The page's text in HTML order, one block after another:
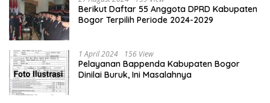
Berikut Daftar 55 Anggota DPRD Kabupaten
Bogor Terpilih Periode 2024-2029
1 April 2024 156 View
Pelayanan Bappenda Kabupaten Bogor
Dinilai Buruk, Ini Masalahnya